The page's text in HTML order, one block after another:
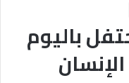
باليوم